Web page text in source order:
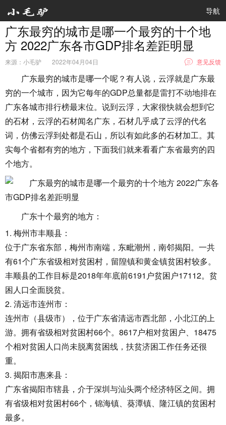
导航
广东最穷的城市是哪一个最穷的十个地
方 2022广东各市GDP排名差距明显
来源：小毛驴 2022年04月04日 意见反馈
广东最穷的城市是哪一个呢？有人说，云浮就是广东最
穷的一个城市，因为它每年的GDP总量都是雷打不动地排在
广东各城市排行榜最末位。说到云浮，大家很快就会想到它
的石材，云浮的石材闻名广东，石材几乎成了云浮的代名
词，仿佛云浮到处都是石山，所以有如此多的石材加工。其
实每个省都有穷的地方，下面我们就来看看广东省最穷的四
个地方。
广东十个最穷的地方：
1. 梅州市丰顺县：
位于广东省东部，梅州市南端，东毗潮州，南邻揭阳。一共
有61个广东省级相对贫困村，留隍镇和黄金镇贫困村较多。
丰顺县的工作目标是2018年年底前6191户贫困户17112。贫
困人口全面脱贫。
2. 清远市连州市：
连州市（县级市），位于广东省清远市西北部，小北江的上
游。拥有省级相对贫困村66个。8617户相对贫困户、18475
个相对贫困人口尚未脱离贫困线，扶贫济困工作任务还很
重。
3. 揭阳市惠来县：
广东省揭阳市辖县，介于深圳与汕头两个经济特区之间。拥
有省级相对贫困村66个，锦海镇、葵潭镇、隆江镇的贫困村
最多。